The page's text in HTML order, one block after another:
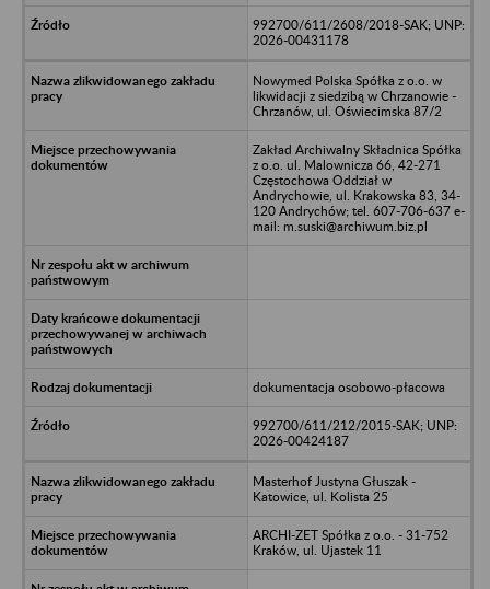
992700/611/2608/2018-SAK; UNP:
2026-00431178
Nowymed Polska Spółka z o.o. w
likwidacji z siedzibą w Chrzanowie -
Chrzanów, ul. Oświecimska 87/2
Zakład Archiwalny Składnica Spółka
z o.o. ul. Malownicza 66, 42-271
Częstochowa Oddział w
Andrychowie, ul. Krakowska 83, 34-
120 Andrychów; tel. 607-706-637 e-
mail: m.suski@archiwum.biz.pl
dokumentacja osobowo-płacowa
992700/611/212/2015-SAK; UNP:
2026-00424187
Masterhof Justyna Głuszak -
Katowice, ul. Kolista 25
ARCHI-ZET Spółka z o.o. - 31-752
Kraków, ul. Ujastek 11